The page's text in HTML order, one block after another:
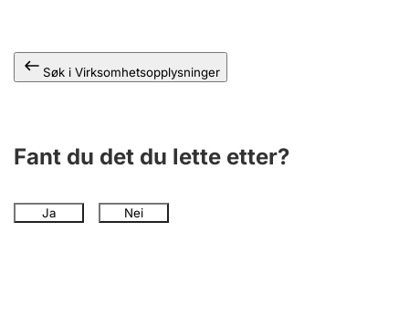
Søk i Virksomhetsopplysninger
Fant du det du lette etter?
Ja Nei